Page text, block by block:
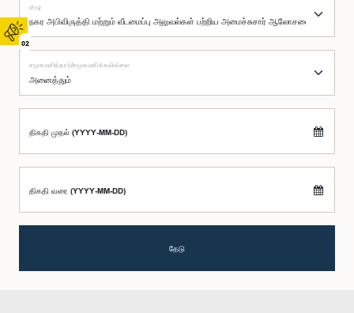
02
குழு
சமூகமளித்தார்/சமூகமளிக்கவில்லை
திகதி முதல் (YYYY-MM-DD)
திகதி வரை (YYYY-MM-DD)
தேடு